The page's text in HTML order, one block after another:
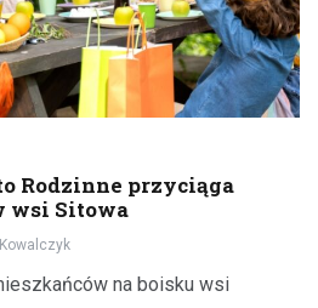
Rodzinne przyciąga
wsi Sitowa
na boisku wsi